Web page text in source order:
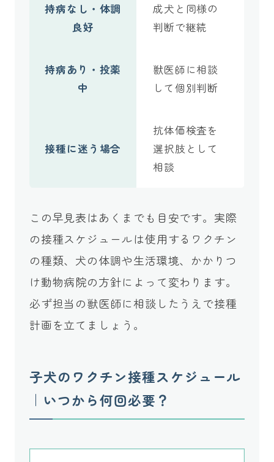
持病なし・体調
良好
成犬と同様の
判断で継続
持病あり・投薬
中
獣医師に相談
して個別判断
接種に迷う場合
抗体価検査を
選択肢として
相談
この早見表はあくまでも目安です。実際
の接種スケジュールは使用するワクチン
の種類、犬の体調や生活環境、かかりつ
け動物病院の方針によって変わります。
必ず担当の獣医師に相談したうえで接種
計画を立てましょう。
子犬のワクチン接種スケジュール
｜いつから何回必要？